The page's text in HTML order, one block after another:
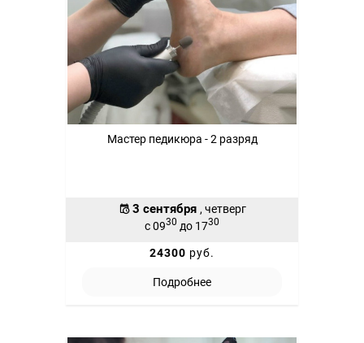
Мастер педикюра - 2 разряд
3 сентября , четверг
с 0930 до 1730
24300 руб.
Подробнее